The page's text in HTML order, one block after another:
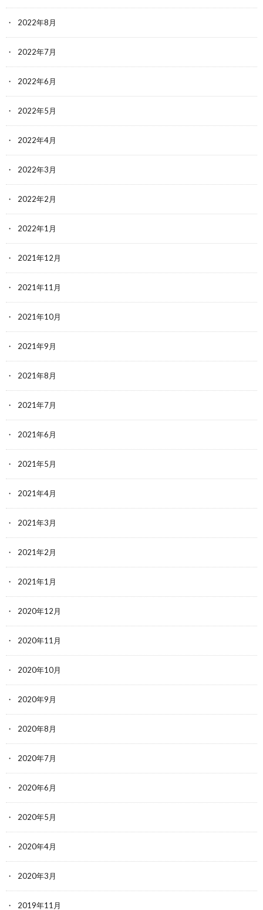
2022年8月
2022年7月
2022年6月
2022年5月
2022年4月
2022年3月
2022年2月
2022年1月
2021年12月
2021年11月
2021年10月
2021年9月
2021年8月
2021年7月
2021年6月
2021年5月
2021年4月
2021年3月
2021年2月
2021年1月
2020年12月
2020年11月
2020年10月
2020年9月
2020年8月
2020年7月
2020年6月
2020年5月
2020年4月
2020年3月
2019年11月